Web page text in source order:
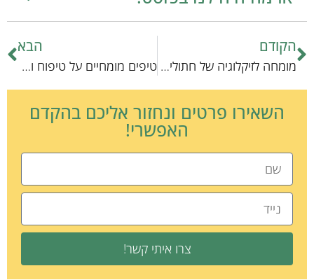
הקודם
מומחה לזיקלוגיה של חתולים – מדעי ההתנהגות של החתולים הנעלמים
הבא
טיפים מומחיים על טיפוח וריחנות חתולים
השאירו פרטים ונחזור אליכם בהקדם
האפשרי!
צרו איתי קשר!